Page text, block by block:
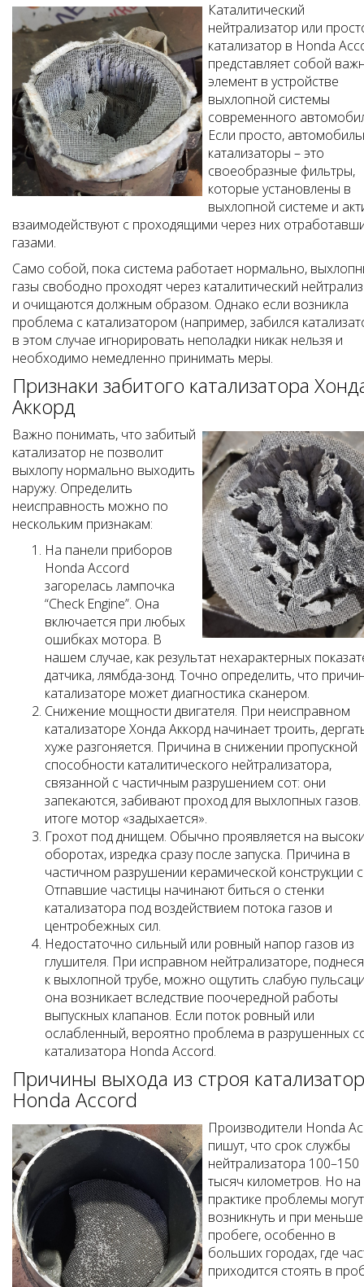
Каталитический
нейтрализатор или
катализатор в Honda
представляет собой
элемент в устройстве
выхлопной системы
современного
Если просто,
катализаторы – это
своеобразные фильтры,
которые установлены в
выхлопной системе и
взаимодействуют с проходящими через них
газами.
Само собой, пока система работает нормально,
газы свободно проходят через каталитический
и очищаются должным образом. Однако если возникла
проблема с катализатором (например, забился
в этом случае игнорировать неполадки никак нельзя и
необходимо немедленно принимать меры.
Признаки забитого катализатора
Аккорд
Важно понимать, что забитый
катализатор не позволит
выхлопу нормально выходить
наружу. Определить
неисправность можно по
нескольким признакам:
На панели приборов
Honda Accord
загорелась лампочка
“Check Engine”. Она
включается при любых
ошибках мотора. В
нашем случае, как результат нехарактерных
датчика, лямбда-зонд. Точно определить, что
катализаторе может диагностика сканером.
Снижение мощности двигателя. При неисправном
катализаторе Хонда Аккорд начинает троить,
хуже разгоняется. Причина в снижении пропускной
способности каталитического нейтрализатора,
связанной с частичным разрушением сот: они
запекаются, забивают проход для выхлопных
итоге мотор «задыхается».
Грохот под днищем. Обычно проявляется на
оборотах, изредка сразу после запуска. Причина в
частичном разрушении керамической конструкции
Отпавшие частицы начинают биться о стенки
катализатора под воздействием потока газов и
центробежных сил.
Недостаточно сильный или ровный напор газов из
глушителя. При исправном нейтрализаторе, поднеся
к выхлопной трубе, можно ощутить слабую
она возникает вследствие поочередной работы
выпускных клапанов. Если поток ровный или
ослабленный, вероятно проблема в разрушенных
катализатора Honda Accord.
Причины выхода из строя
Honda Accord
Производители Honda
пишут, что срок службы
нейтрализатора 100–150
тысяч километров. Но на
практике проблемы могут
возникнуть и при
пробеге, особенно в
больших городах, где
приходится стоять в